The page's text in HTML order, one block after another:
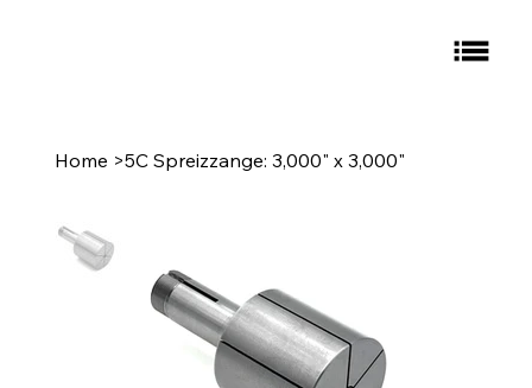
Home >5C Spreizzange: 3,000" x 3,000"